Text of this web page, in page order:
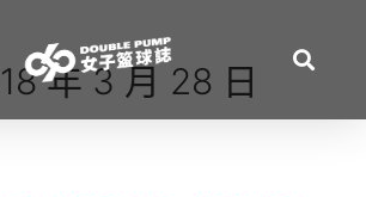
年 3 月 28 日